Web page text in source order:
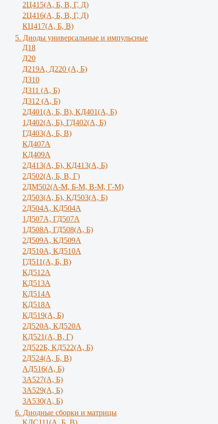
2Ц415(А, Б, В, Г, Д)
2Ц416(А, Б, В, Г, Д)
КЦ417(А, Б, В)
5. Диоды универсальные и импульсные
Д18
Д20
Д219А, Д220 (А, Б)
Д310
Д311 (А, Б)
Д312 (А, Б)
2Д401(А, Б, В), КД401(А, Б)
1Д402(А, Б), ГД402(А, Б)
ГД403(А, Б, В)
КД407А
КД409А
2Д413(А, Б), КД413(А, Б)
2Д502(А, Б, В, Г)
2ДМ502(А-М, Б-М, В-М, Г-М)
2Д503(А, Б), КД503(А, Б)
2Д504А, КД504А
1Д507А, ГД507А
1Д508А, ГД508(А, Б)
2Д509А, КД509А
2Д510А, КД510А
ГД511(А, Б, В)
КД512А
КД513А
КД514А
КД518А
КД519(А, Б)
2Д520А, КД520А
КД521(А, В, Г)
2Д522Б, КД522(А, Б)
2Д524(А, Б, В)
АД516(А, Б)
3А527(А, Б)
3А529(А, Б)
3A530(A, Б)
6. Диодные сборки и матрицы